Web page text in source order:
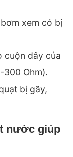
xem có bị
cuộn dây của
300 Ohm).
bị gãy,
nước giúp